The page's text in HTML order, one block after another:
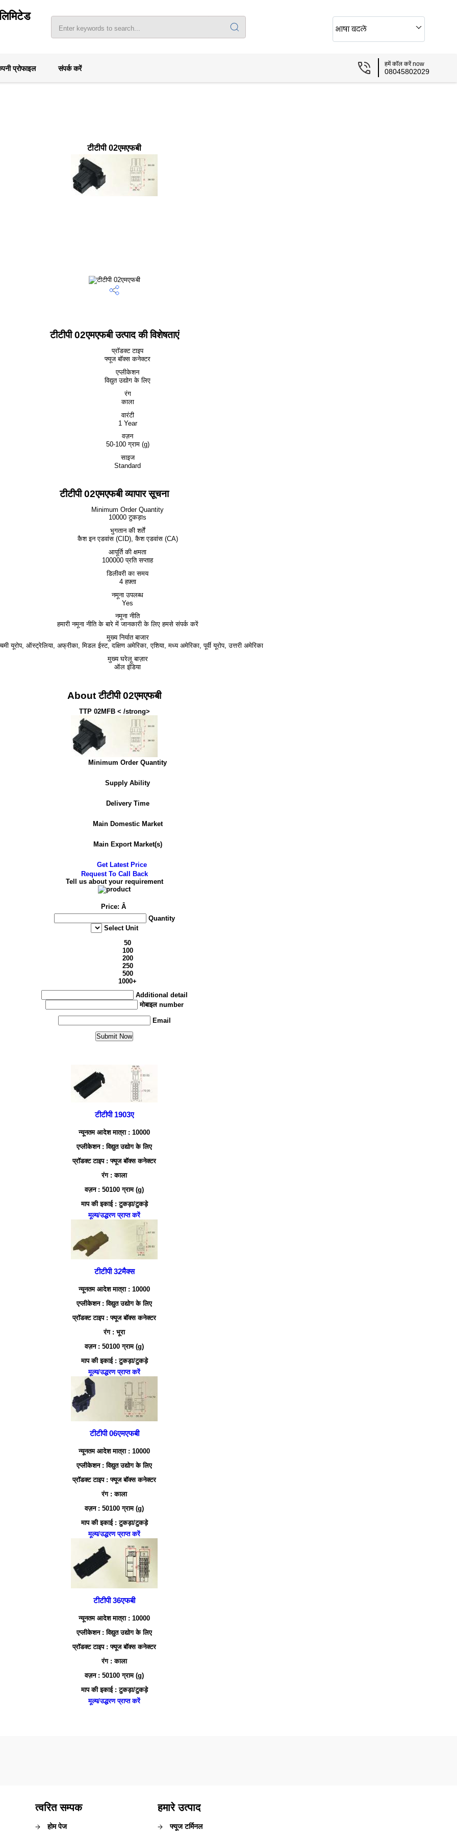
भाषा बदलें
प्रोफाइल संपर्क करें
हमें कॉल करें now
08045802029
टीटीपी 02एमएफबी
टीटीपी 02एमएफबी उत्पाद की विशेषताएं
प्रॉडक्ट टाइप
फ्यूज बॉक्स कनेक्टर
एप्लीकेशन
विद्युत उद्योग के लिए
रंग
काला
वारंटी
1 Year
वज़न
50-100 ग्राम (g)
साइज
Standard
टीटीपी 02एमएफबी व्यापार सूचना
Minimum Order Quantity
10000 टुकड़ाs
भुगतान की शर्तें
कैश इन एडवांस (CID), कैश एडवांस (CA)
आपूर्ति की क्षमता
100000 प्रति सप्ताह
डिलीवरी का समय
4 हफ़्ता
नमूना उपलब्ध
Yes
नमूना नीति
हमारी नमूना नीति के बारे में जानकारी के लिए हमसे संपर्क करें
मुख्य निर्यात बाजार
यूरोप, ऑस्ट्रेलिया, अफ्रीका, मिडल ईस्ट, दक्षिण अमेरिका, एशिया, मध्य अमेरिका, पूर्वी यूरोप, उत्तरी अमेरिका
मुख्य घरेलू बाज़ार
ऑल इंडिया
About टीटीपी 02एमएफबी
TTP 02MFB < /strong>
Minimum Order Quantity
Supply Ability
Delivery Time
Main Domestic Market
Main Export Market(s)
Get Latest Price
Request To Call Back
Tell us about your requirement
Price: Â
Quantity
Select Unit
50
100
200
250
500
1000+
Additional detail
मोबाइल number
Email
टीटीपी 1903ए
न्यूनतम आदेश मात्रा : 10000
एप्लीकेशन : विद्युत उद्योग के लिए
प्रॉडक्ट टाइप : फ्यूज बॉक्स कनेक्टर
रंग : काला
वज़न : 50100 ग्राम (g)
माप की इकाई : टुकड़ा/टुकड़े
मूल्य/उद्धरण प्राप्त करें
टीटीपी 32मैक्स
न्यूनतम आदेश मात्रा : 10000
एप्लीकेशन : विद्युत उद्योग के लिए
प्रॉडक्ट टाइप : फ्यूज बॉक्स कनेक्टर
रंग : भूरा
वज़न : 50100 ग्राम (g)
माप की इकाई : टुकड़ा/टुकड़े
मूल्य/उद्धरण प्राप्त करें
टीटीपी 06एमएफबी
न्यूनतम आदेश मात्रा : 10000
एप्लीकेशन : विद्युत उद्योग के लिए
प्रॉडक्ट टाइप : फ्यूज बॉक्स कनेक्टर
रंग : काला
वज़न : 50100 ग्राम (g)
माप की इकाई : टुकड़ा/टुकड़े
मूल्य/उद्धरण प्राप्त करें
टीटीपी 36एफबी
न्यूनतम आदेश मात्रा : 10000
एप्लीकेशन : विद्युत उद्योग के लिए
प्रॉडक्ट टाइप : फ्यूज बॉक्स कनेक्टर
रंग : काला
वज़न : 50100 ग्राम (g)
माप की इकाई : टुकड़ा/टुकड़े
मूल्य/उद्धरण प्राप्त करें
त्वरित सम्पक
होम पेज
हमारे उत्पाद
फ्यूज टर्मिनल